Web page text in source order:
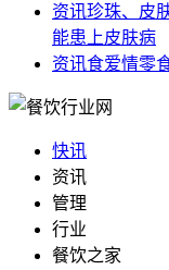
资讯珍珠、皮
能患上皮肤病
资讯食爱情零
快讯
资讯
管理
行业
餐饮之家